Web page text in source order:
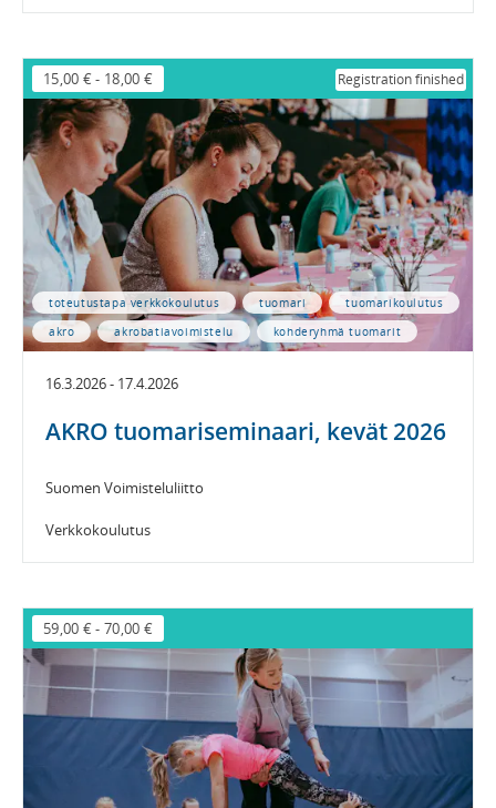
15,00 €- 18,00 € Registration finished
akro akrobatiavoimistelu kohderyhmä tuomarit
toteutustapa verkkokoulutus tuomari tuomarikoulutus
16.3.2026 - 17.4.2026
AKRO tuomariseminaari, kevät 2026
Suomen Voimisteluliitto
Verkkokoulutus
59,00 €-70,00 €